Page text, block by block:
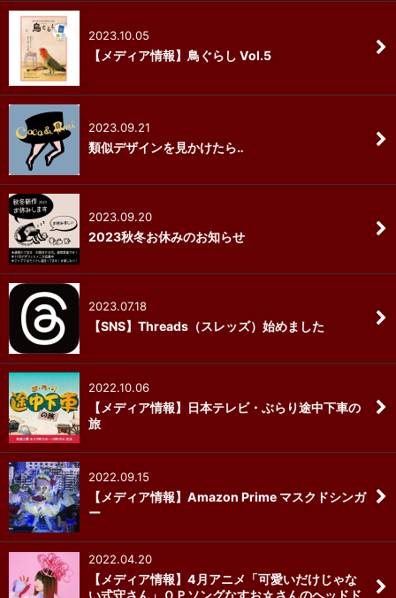
2023.10.05
【メディア情報】鳥ぐらし Vol.5
2023.09.21
類似デザインを見かけたら‥
2023.09.20
2023秋冬お休みのお知らせ
2023.07.18
【SNS】Threads（スレッズ）始めました
2022.10.06
【メディア情報】日本テレビ・ぶらり途中下車の
旅
2022.09.15
【メディア情報】Amazon Prime マスクドシンガ
ー
2022.04.20
【メディア情報】4月アニメ「可愛いだけじゃな
い式守さん」ＯＰソングなすお☆さんのヘッドド